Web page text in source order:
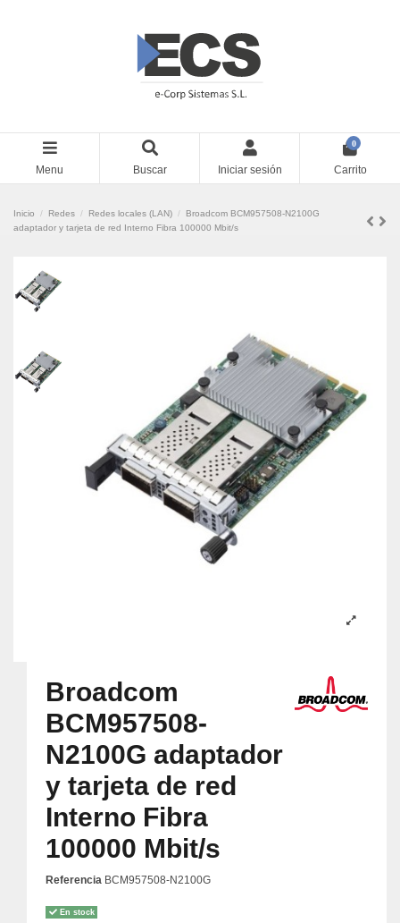
Menu Buscar Iniciar sesión
0
Carrito
Inicio Redes Redes locales (LAN)
Broadcom BCM957508-N2100G
adaptador y tarjeta de red Interno Fibra 100000 Mbit/s
Broadcom
BCM957508-
N2100G adaptador
y tarjeta de red
Interno Fibra
100000 Mbit/s
Referencia BCM957508-N2100G
En stock